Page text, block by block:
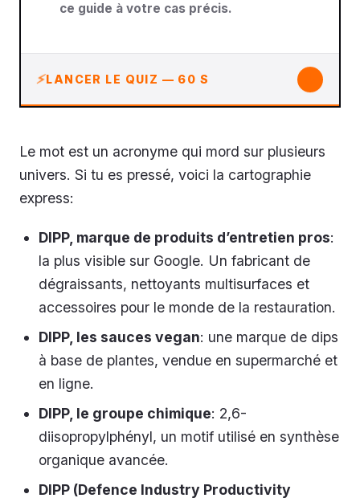
ce guide à votre cas précis.
LANCER LE QUIZ — 60 S
Le mot est un acronyme qui mord sur plusieurs
univers. Si tu es pressé, voici la cartographie
express:
DIPP, marque de produits d’entretien pros:
la plus visible sur Google. Un fabricant de
dégraissants, nettoyants multisurfaces et
accessoires pour le monde de la restauration.
DIPP, les sauces vegan: une marque de dips
à base de plantes, vendue en supermarché et
en ligne.
DIPP, le groupe chimique: 2,6-
diisopropylphényl, un motif utilisé en synthèse
organique avancée.
DIPP (Defence Industry Productivity